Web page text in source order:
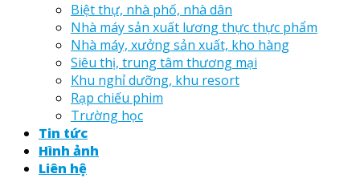
Biệt thự, nhà phố, nhà dân
Nhà máy sản xuất lương thực thực phẩm
Nhà máy, xưởng sản xuất, kho hàng
Siêu thị, trung tâm thương mại
Khu nghỉ dưỡng, khu resort
Rạp chiếu phim
Trường học
Tin tức
Hình ảnh
Liên hệ